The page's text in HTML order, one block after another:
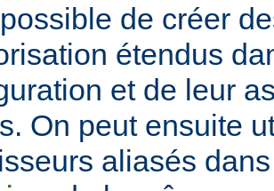
de créer
étendus
et de leur
On peut ensuite
aliasés